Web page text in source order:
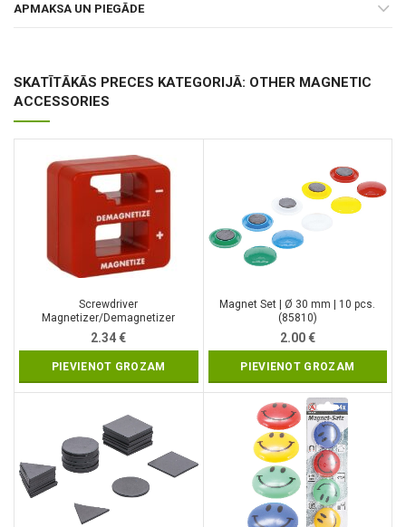
APMAKSA UN PIEGĀDE
SKATĪTĀKĀS PRECES KATEGORIJĀ: OTHER MAGNETIC
ACCESSORIES
Screwdriver
Magnetizer/Demagnetizer
(QJ7055)
2.34€
PIEVIENOT GROZAM
Magnet Set | Ø 30 mm | 10 pcs.
(85810)
2.00€
PIEVIENOT GROZAM